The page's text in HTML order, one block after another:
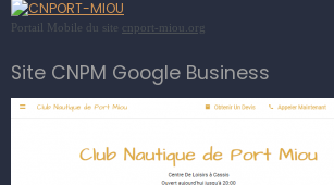
Portail Mobile du site cnport-miou.org
Site CNPM Google Business